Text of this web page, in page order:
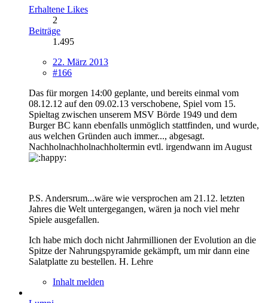
Erhaltene Likes
2
Beiträge
1.495
22. März 2013
#166
Das für morgen 14:00 geplante, und bereits einmal vom
08.12.12 auf den 09.02.13 verschobene, Spiel vom 15.
Spieltag zwischen unserem MSV Börde 1949 und dem
Burger BC kann ebenfalls unmöglich stattfinden, und wurde,
aus welchen Gründen auch immer..., abgesagt.
Nachholnachholnachholtermin evtl. irgendwann im August
P.S. Andersrum...wäre wie versprochen am 21.12. letzten
Jahres die Welt untergegangen, wären ja noch viel mehr
Spiele ausgefallen.
Ich habe mich doch nicht Jahrmillionen der Evolution an die
Spitze der Nahrungspyramide gekämpft, um mir dann eine
Salatplatte zu bestellen. H. Lehre
Inhalt melden